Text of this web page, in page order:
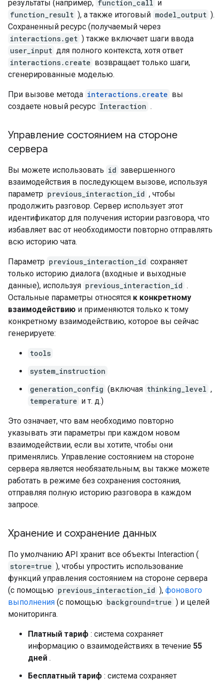
результаты (например, function_call и
function_result ), а также итоговый model_output ).
Сохраненный ресурс (получаемый через
interactions.get ) также включает шаги ввода
user_input для полного контекста, хотя ответ
interactions.create возвращает только шаги,
сгенерированные моделью.
При вызове метода interactions.create вы
создаете новый ресурс Interaction .
Управление состоянием на стороне
сервера
Вы можете использовать id завершенного
взаимодействия в последующем вызове, используя
параметр previous_interaction_id , чтобы
продолжить разговор. Сервер использует этот
идентификатор для получения истории разговора, что
избавляет вас от необходимости повторно отправлять
всю историю чата.
Параметр previous_interaction_id сохраняет
только историю диалога (входные и выходные
данные), используя previous_interaction_id .
Остальные параметры относятся к конкретному
взаимодействию и применяются только к тому
конкретному взаимодействию, которое вы сейчас
генерируете:
tools
system_instruction
generation_config (включая thinking_level ,
temperature и т. д.)
Это означает, что вам необходимо повторно
указывать эти параметры при каждом новом
взаимодействии, если вы хотите, чтобы они
применялись. Управление состоянием на стороне
сервера является необязательным; вы также можете
работать в режиме без сохранения состояния,
отправляя полную историю разговора в каждом
запросе.
Хранение и сохранение данных
По умолчанию API хранит все объекты Interaction (
store=true ), чтобы упростить использование
функций управления состоянием на стороне сервера
(с помощью previous_interaction_id ), фонового
выполнения (с помощью background=true ) и целей
мониторинга.
Платный тариф : система сохраняет
информацию о взаимодействиях в течение 55
дней .
Бесплатный тариф : система сохраняет